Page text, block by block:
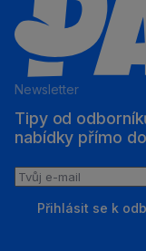
Newsletter
Tipy od
nabídky přímo
Tvůj
Přihlásit se k